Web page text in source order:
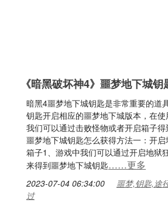
《暗黑破坏神4》噩梦地下城
暗黑4噩梦地下城钥匙是非常重要的道
钥匙开启相应的噩梦地下城版本，在使
我们可以通过击败怪物或者开启箱子
噩梦地下城钥匙怎么获得方法一：开
箱子1、游戏中我们可以通过开启地狱
来得到噩梦地下城钥匙……更多
2023-07-04 06:34:00
噩梦,钥匙,途
过